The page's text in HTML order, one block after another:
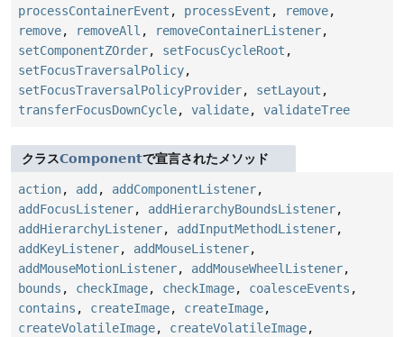
processContainerEvent , processEvent , remove,
remove, removeAll , removeContainerListener,
setComponentZOrder, setFocusCycleRoot ,
setFocusTraversalPolicy,
setFocusTraversalPolicyProvider, setLayout ,
transferFocusDownCycle, validate, validateTree
クラスComponentで宣言されたメソッド
action, add , addComponentListener,
addFocusListener, addHierarchyBoundsListener,
addHierarchyListener, addInputMethodListener,
addKeyListener, addMouseListener,
addMouseMotionListener, addMouseWheelListener,
bounds , checkImage, checkImage, coalesceEvents ,
contains , createImage, createImage,
createVolatileImage, createVolatileImage,